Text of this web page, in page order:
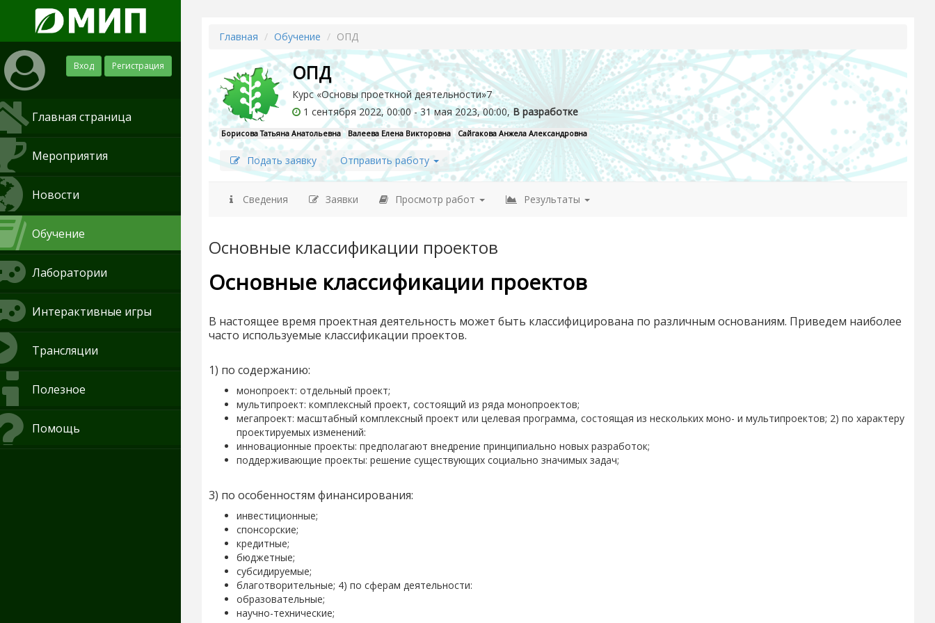
Вход Регистрация
Главная страница
Мероприятия
Новости
Обучение
Лаборатории
Интерактивные игры
Трансляции
Полезное
Помощь
Главная Обучение ОПД
ОПД
Курс «Основы проеткной деятельности»7
1 сентября 2022, 00:00 - 31 мая 2023, 00:00, В разработке
Борисова Татьяна Анатольевна Валеева Елена Викторовна Сайгакова Анжела Александровна
Подать заявку Отправить работу
Сведения Заявки Просмотр работ Результаты
Основные классификации проектов
Основные классификации проектов
В настоящее время проектная деятельность может быть классифицирована по различным основаниям. Приведем наиболее
часто используемые классификации проектов.
1) по содержанию:
монопроект: отдельный проект;
мультипроект: комплексный проект, состоящий из ряда монопроектов;
мегапроект: масштабный комплексный проект или целевая программа, состоящая из нескольких моно- и мультипроектов; 2) по характеру
проектируемых изменений:
инновационные проекты: предполагают внедрение принципиально новых разработок;
поддерживающие проекты: решение существующих социально значимых задач;
3) по особенностям финансирования:
инвестиционные;
спонсорские;
кредитные;
бюджетные;
субсидируемые;
благотворительные; 4) по сферам деятельности:
образовательные;
научно-технические;